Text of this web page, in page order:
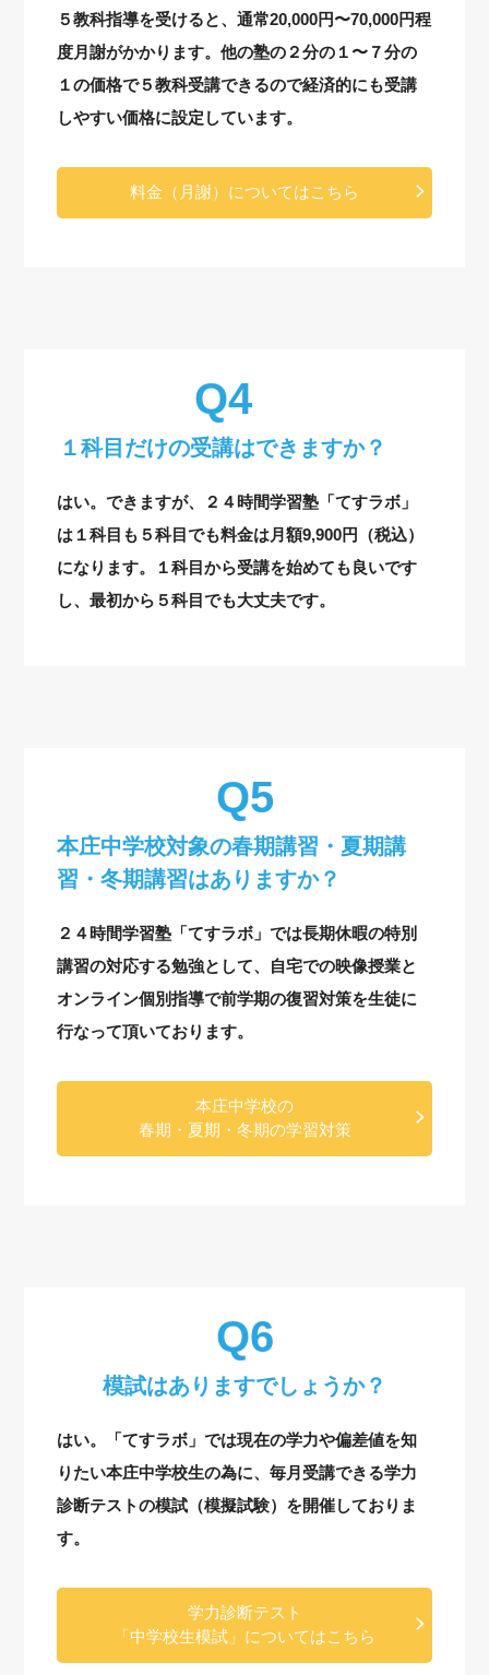
５教科指導を受けると、通常20,000円〜70,000円程
度月謝がかかります。他の塾の２分の１〜７分の
１の価格で５教科受講できるので経済的にも受講
しやすい価格に設定しています。
料金（月謝）についてはこちら
１科目だけの受講はできますか？
はい。できますが、２４時間学習塾「てすラボ」
は１科目も５科目でも料金は月額9,900円（税込）
になります。１科目から受講を始めても良いです
し、最初から５科目でも大丈夫です。
本庄中学校対象の春期講習・夏期講
習・冬期講習はありますか？
２４時間学習塾「てすラボ」では長期休暇の特別
講習の対応する勉強として、自宅での映像授業と
オンライン個別指導で前学期の復習対策を生徒に
行なって頂いております。
本庄中学校の
春期・夏期・冬期の学習対策
模試はありますでしょうか？
はい。「てすラボ」では現在の学力や偏差値を知
りたい本庄中学校生の為に、毎月受講できる学力
診断テストの模試（模擬試験）を開催しておりま
す。
学力診断テスト
「中学校生模試」についてはこちら